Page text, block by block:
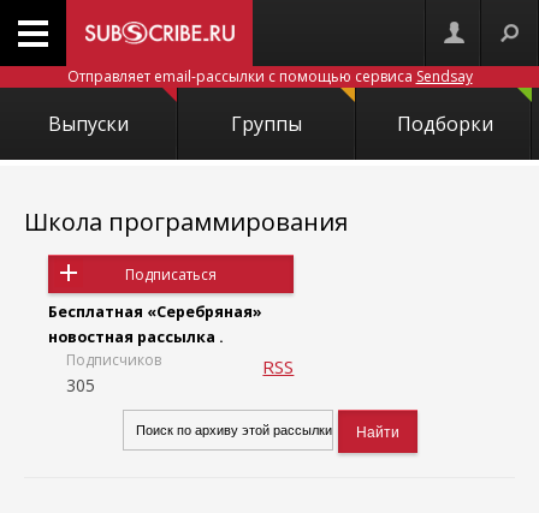
Отправляет email-рассылки с помощью сервиса Sendsay
Выпуски Группы Подборки
Школа программирования
Подписаться
Бесплатная «Серебряная»
новостная рассылка .
Подписчиков
305
RSS